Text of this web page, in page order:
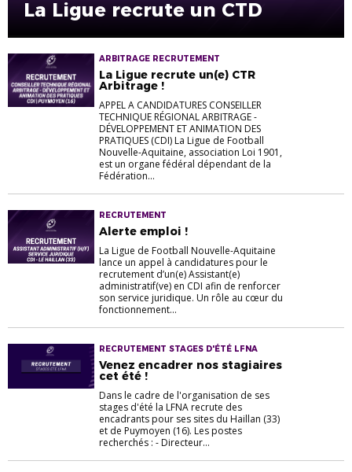
La Ligue recrute un CTD
ARBITRAGE RECRUTEMENT
La Ligue recrute un(e) CTR
Arbitrage !
APPEL A CANDIDATURES CONSEILLER
TECHNIQUE RÉGIONAL ARBITRAGE -
DÉVELOPPEMENT ET ANIMATION DES
PRATIQUES (CDI) La Ligue de Football
Nouvelle-Aquitaine, association Loi 1901,
est un organe fédéral dépendant de la
Fédération...
RECRUTEMENT
Alerte emploi !
La Ligue de Football Nouvelle-Aquitaine
lance un appel à candidatures pour le
recrutement d’un(e) Assistant(e)
administratif(ve) en CDI afin de renforcer
son service juridique. Un rôle au cœur du
fonctionnement...
RECRUTEMENT STAGES D'ÉTÉ LFNA
Venez encadrer nos stagiaires
cet été !
Dans le cadre de l'organisation de ses
stages d'été la LFNA recrute des
encadrants pour ses sites du Haillan (33)
et de Puymoyen (16). Les postes
recherchés : - Directeur...